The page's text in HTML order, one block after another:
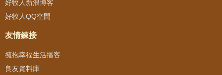
好牧人新浪博客
好牧人QQ空間
友情鍊接
擁抱幸福生活播客
良友資料庫